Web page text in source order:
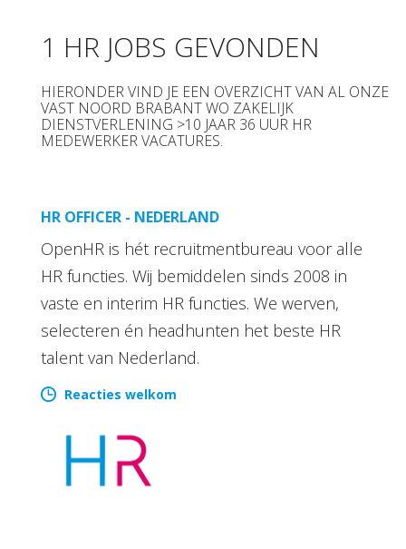
1 HR JOBS GEVONDEN
HIERONDER VIND JE EEN OVERZICHT VAN AL ONZE
VAST NOORD BRABANT WO ZAKELIJK
DIENSTVERLENING >10 JAAR 36 UUR HR
MEDEWERKER VACATURES.
HR OFFICER - NEDERLAND
OpenHR is hét recruitmentbureau voor alle
HR functies. Wij bemiddelen sinds 2008 in
vaste en interim HR functies. We werven,
selecteren én headhunten het beste HR
talent van Nederland.
Reacties welkom